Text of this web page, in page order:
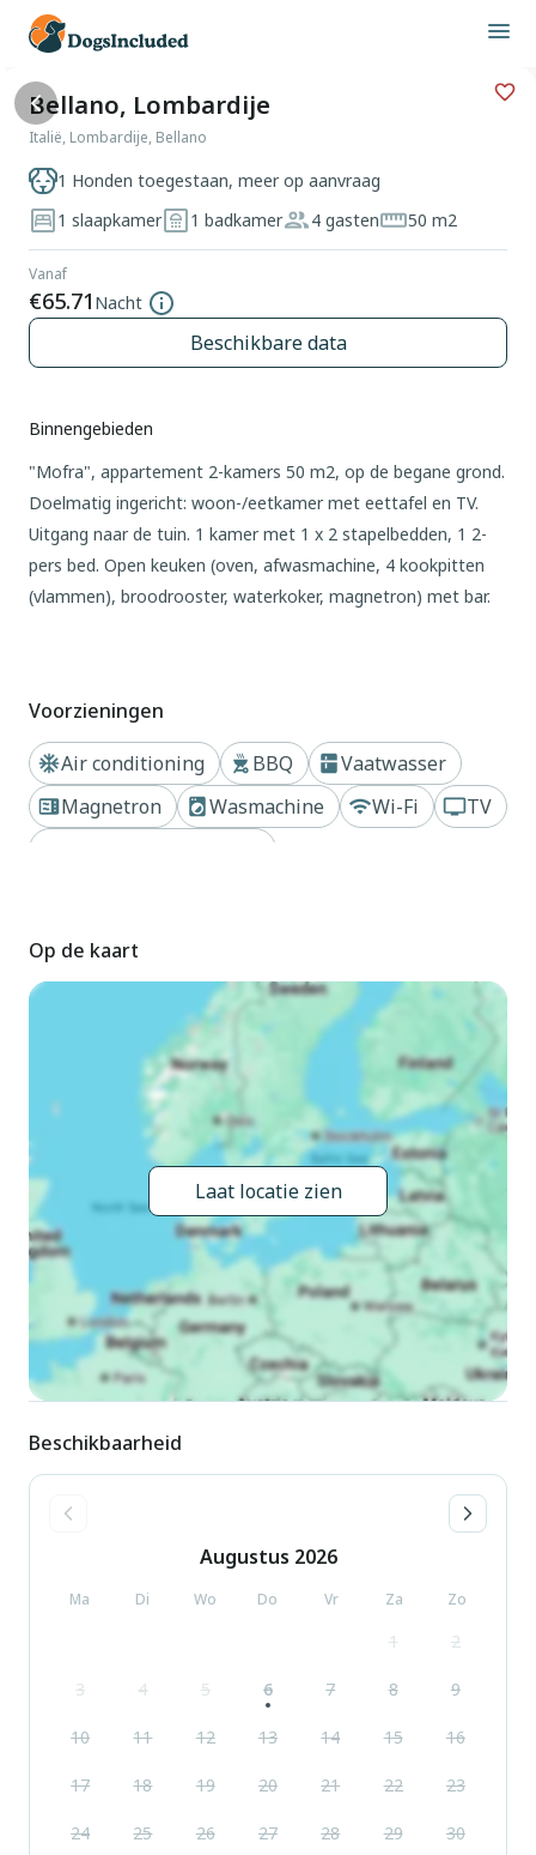
Bellano, Lombardije
Italië, Lombardije, Bellano
1 Honden toegestaan, meer op aanvraag
1 slaapkamer
1 badkamer 4 gasten 50 m2
Vanaf
€65.71 Nacht
Beschikbare data
Binnengebieden
"Mofra", appartement 2-kamers 50 m2, op de begane grond.
Doelmatig ingericht: woon-/eetkamer met eettafel en TV.
Uitgang naar de tuin. 1 kamer met 1 x 2 stapelbedden, 1 2-
pers bed. Open keuken (oven, afwasmachine, 4 kookpitten
(vlammen), broodrooster, waterkoker, magnetron) met bar.
jaar, haardroger. Internet (WiFi, gratis). Garage (1 Auto). Niet
rokers woning. Maximaal 1 huisdier/hond toegestaan. Privé
ingang. IT097008C264AVM58T
Buiten
Como, tegen een helling, 2.1 km van het meer, aan een
doodlopende weg. Voor alleengebruik: terrein 150 m2
(omheind) met gazon. Wissel van linnengoed (extra wissel te
betalen). Wissel van handdoeken (extra wissel te betalen).
Schoonmaak op verzoek (extra). Trappenweg (3 treden) naar
het huis. Eigen garage. Supermarkt 1.7 km, restaurant 2.5
km, bushalte 50 m, treinstation "Bellano Tartavalle Terme"
2.1 km, kiezelstrand 2.1 km. Jachthaven 2.5 km, golfterrein
(18 holes) 38.5 km, surfschool 2.5 km. Attracties in de buurt:
Orrido di Bellano, Chiesa di Santi Nazaro e Celso, Villa
Monastero Varenna, Castello di Vezio Varenna. Bekende
skigebieden kunnen gemakkelijk worden bereikt: Pian di
Bobbio, Valchiavenna. Bekende meren kunnen gemakkelijk
worden bereikt: Lago di Mezzola. Wandelgebied Sentiero del
Viandante, Pian delle Betulle.
Voorzieningen
Air conditioning
BBQ
Vaatwasser
Magnetron
Wasmachine Wi-Fi
TV
Op de kaart
Laat locatie zien
Beschikbaarheid
Augustus 2026
Ma Di Wo Do Vr Za Zo
1 2
3 4 5 6 7 8 9
10 11 12 13 14 15 16
17 18 19 20 21 22 23
24 25 26 27 28 29 30